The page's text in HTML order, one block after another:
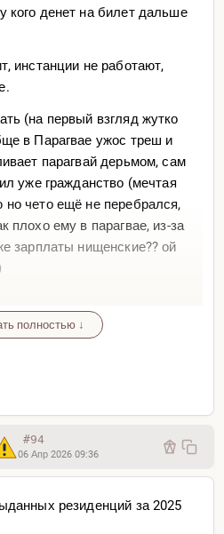
там поднялся с 0, — это
выжившего».
если случилась жопа.
язык/стать ближе к
другое.
Форумчанам, Более не
кого денет на билет дальше
инстанции не работают,
(на первый взгляд жутко
в Парагвае ужос треш и
парагвай дерьмом, сам
уже гражданство (мечтая
но чето ещё не перебрался,
плохо ему в парагвае, из-за
зарплаты нищенские?? ой
на Цессне и учатся на
а еще скинулись вместе
чтобы катать местных
корупция среди
можешь делать все что
поднять с нуля там
хочешь с нуля, а не
полностью ↓
#94
06 Апр 2026 09:36
резиденций за 2025